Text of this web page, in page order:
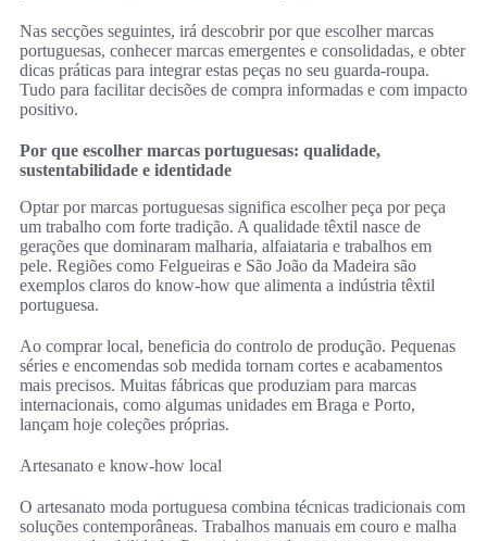
Nas secções seguintes, irá descobrir por que escolher marcas
portuguesas, conhecer marcas emergentes e consolidadas, e obter
dicas práticas para integrar estas peças no seu guarda‑roupa.
Tudo para facilitar decisões de compra informadas e com impacto
positivo.
Por que escolher marcas portuguesas: qualidade,
sustentabilidade e identidade
Optar por marcas portuguesas significa escolher peça por peça
um trabalho com forte tradição. A qualidade têxtil nasce de
gerações que dominaram malharia, alfaiataria e trabalhos em
pele. Regiões como Felgueiras e São João da Madeira são
exemplos claros do know‑how que alimenta a indústria têxtil
portuguesa.
Ao comprar local, beneficia do controlo de produção. Pequenas
séries e encomendas sob medida tornam cortes e acabamentos
mais precisos. Muitas fábricas que produziam para marcas
internacionais, como algumas unidades em Braga e Porto,
lançam hoje coleções próprias.
Artesanato e know‑how local
O artesanato moda portuguesa combina técnicas tradicionais com
soluções contemporâneas. Trabalhos manuais em couro e malha